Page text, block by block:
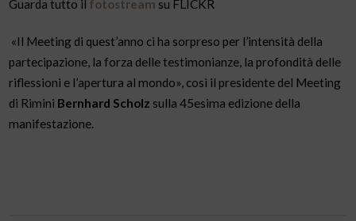
Guarda tutto il fotostream su FLICKR
«Il Meeting di quest’anno ci ha sorpreso per l’intensità della
partecipazione, la forza delle testimonianze, la profondità delle
riflessioni e l’apertura al mondo», così il presidente del Meeting
di Rimini Bernhard Scholz sulla 45esima edizione della
manifestazione.